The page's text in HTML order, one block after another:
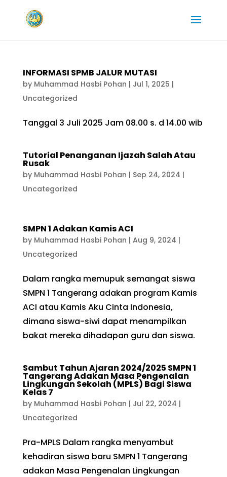
INFORMASI SPMB JALUR MUTASI
by Muhammad Hasbi Pohan | Jul 1, 2025 |
Uncategorized
Tanggal 3 Juli 2025 Jam 08.00 s. d 14.00 wib
Tutorial Penanganan Ijazah Salah Atau
Rusak
by Muhammad Hasbi Pohan | Sep 24, 2024 |
Uncategorized
SMPN 1 Adakan Kamis ACI
by Muhammad Hasbi Pohan | Aug 9, 2024 |
Uncategorized
Dalam rangka memupuk semangat siswa
SMPN 1 Tangerang adakan program Kamis
ACI atau Kamis Aku Cinta Indonesia,
dimana siswa-siwi dapat menampilkan
bakat mereka dihadapan guru dan siswa.
Sambut Tahun Ajaran 2024/2025 SMPN 1
Tangerang Adakan Masa Pengenalan
Lingkungan Sekolah (MPLS) Bagi Siswa
Kelas 7
by Muhammad Hasbi Pohan | Jul 22, 2024 |
Uncategorized
Pra-MPLS Dalam rangka menyambut
kehadiran siswa baru SMPN 1 Tangerang
adakan Masa Pengenalan Lingkungan